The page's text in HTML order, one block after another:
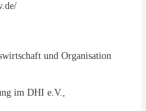
und Organisation
im DHI e.V.,